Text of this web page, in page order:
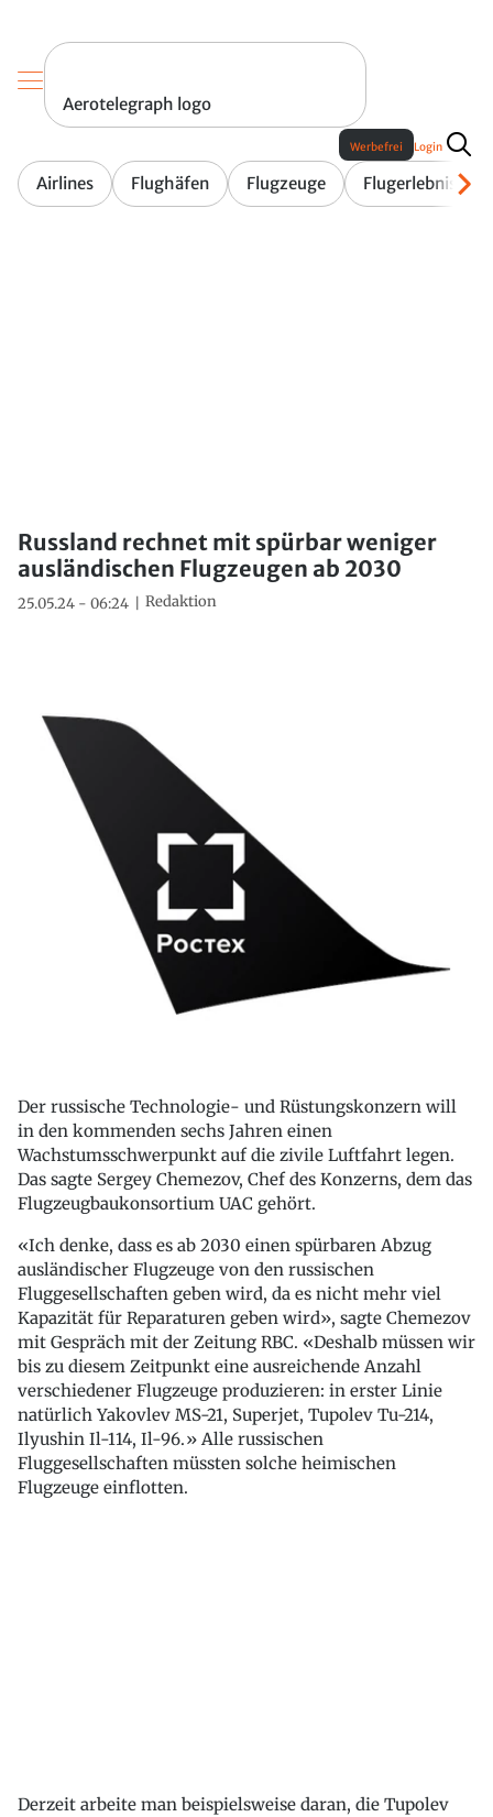
Aerotelegraph logo
Airlines Flughäfen Flugzeuge Flugerlebnis
Werbefrei Login
Russland rechnet mit spürbar weniger
ausländischen Flugzeugen ab 2030
25.05.24 - 06:24 Redaktion
Der russische Technologie- und Rüstungskonzern will
in den kommenden sechs Jahren einen
Wachstumsschwerpunkt auf die zivile Luftfahrt legen.
Das sagte Sergey Chemezov, Chef des Konzerns, dem das
Flugzeugbaukonsortium UAC gehört.
«Ich denke, dass es ab 2030 einen spürbaren Abzug
ausländischer Flugzeuge von den russischen
Fluggesellschaften geben wird, da es nicht mehr viel
Kapazität für Reparaturen geben wird», sagte Chemezov
mit Gespräch mit der Zeitung RBC. «Deshalb müssen wir
bis zu diesem Zeitpunkt eine ausreichende Anzahl
verschiedener Flugzeuge produzieren: in erster Linie
natürlich Yakovlev MS-21, Superjet, Tupolev Tu-214,
Ilyushin Il-114, Il-96.» Alle russischen
Fluggesellschaften müssten solche heimischen
Flugzeuge einflotten.
Derzeit arbeite man beispielsweise daran, die Tupolev